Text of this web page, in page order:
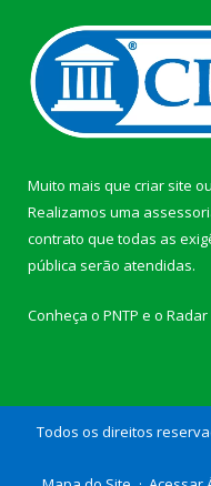
Muito mais que criar site ou
Realizamos uma
contrato que todas as
pública serão atendidas.
Conheça o PNTP e o
Todos os direitos